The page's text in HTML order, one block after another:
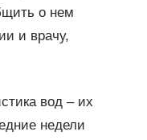
о нем
и врачу,
вод – их
недели